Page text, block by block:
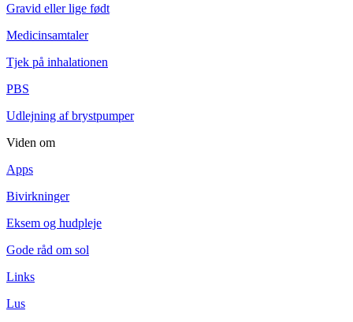
Gravid eller lige født
Medicinsamtaler
Tjek på inhalationen
PBS
Udlejning af brystpumper
Viden om
Apps
Bivirkninger
Eksem og hudpleje
Gode råd om sol
Links
Lus